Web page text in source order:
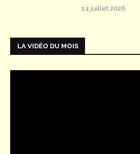
14 juillet 2026
LA VIDÉO DU MOIS